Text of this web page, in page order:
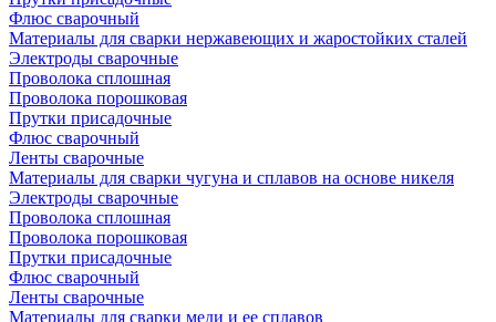
Флюс сварочный
Материалы для сварки нержавеющих и жаростойких сталей
Электроды сварочные
Проволока сплошная
Проволока порошковая
Прутки присадочные
Флюс сварочный
Ленты сварочные
Материалы для сварки чугуна и сплавов на основе никеля
Электроды сварочные
Проволока сплошная
Проволока порошковая
Прутки присадочные
Флюс сварочный
Ленты сварочные
Материалы для сварки меди и ее сплавов